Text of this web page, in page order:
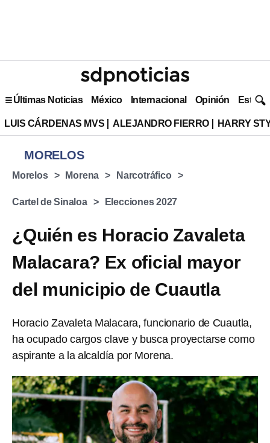
Últimas Noticias México Internacional Opinión Estilo
LUIS CÁRDENAS MVS ALEJANDRO FIERRO HARRY
MORELOS
Morelos Morena Narcotráfico
Cartel de Sinaloa Elecciones 2027
¿Quién es Horacio Zavaleta
Malacara? Ex oficial mayor
del municipio de Cuautla
Horacio Zavaleta Malacara, funcionario de Cuautla,
ha ocupado cargos clave y busca proyectarse como
aspirante a la alcaldía por Morena.